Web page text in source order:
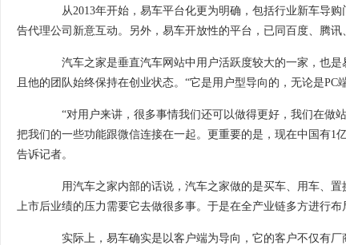
从2013年开始，易车平台化更为明确，包括行业新车导购
告代理公司新意互动。另外，易车开放性的平台，已同百度、腾讯
汽车之家是垂直汽车网站中用户活跃度较大的一家，也是
且他的团队始终保持在创业状态。“它是用户型导向的，无论是
“对用户来讲，很多事情我们还可以做得更好，我们在做站
把我们的一些功能跟微信连接在一起。更重要的是，现在中国有1
告诉记者。
用汽车之家内部的话说，汽车之家做的是买车、用车、置
上市后业绩的压力需要它去做很多事。于是在全产业链多方进行布
实际上，易车确实是以客户端为导向，它的客户不仅有厂